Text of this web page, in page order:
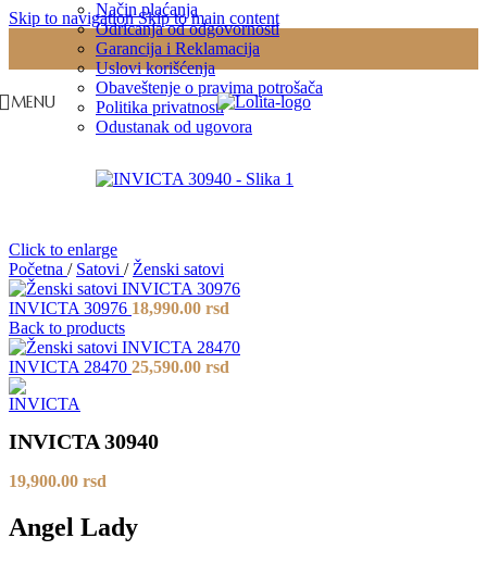
Skip to navigationSkip to main content
Način plaćanja
Odricanja od odgovornosti
Garancija i Reklamacija
Uslovi korišćenja
Obaveštenje o pravima potrošača
Politika privatnosti
Odustanak od ugovora
MENU
Click to enlarge
Početna / Satovi / Ženski satovi
INVICTA 30976 18,990.00 rsd
Back to products
INVICTA 28470 25,590.00 rsd
INVICTA 30940
19,900.00 rsd
Angel Lady